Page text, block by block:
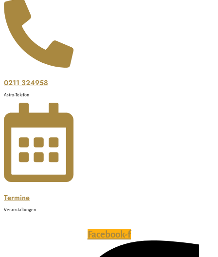
0211 324958
Astro-Telefon
Termine
Veranstaltungen
Facebook-f